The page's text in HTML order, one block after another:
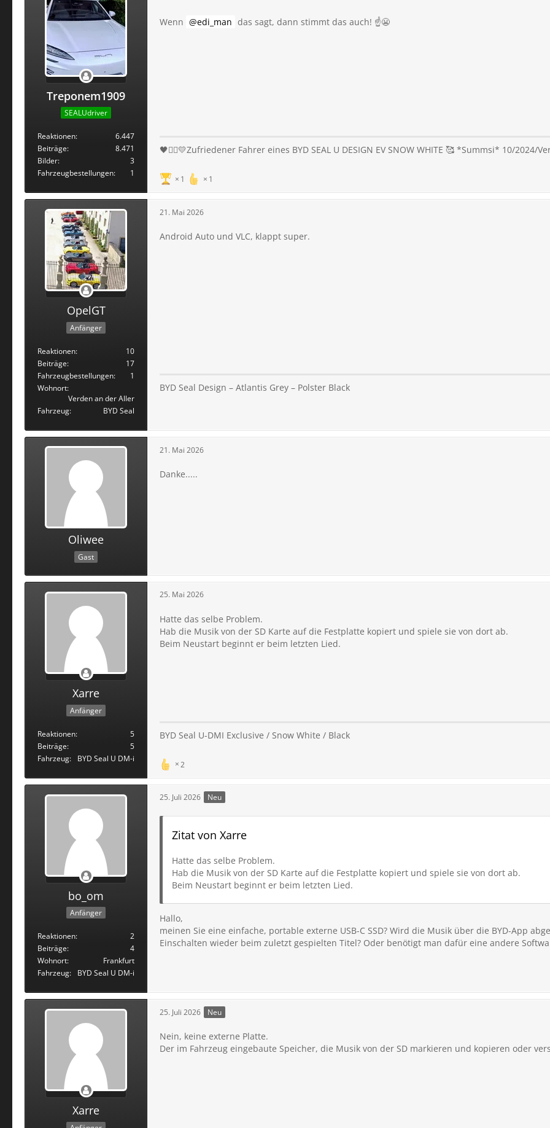
Treponem1909
SEALUdriver
Reaktionen
6.447
Beiträge
8.471
Bilder
3
Fahrzeugbestellungen
1
Wenn edi_man das sagt, dann stimmt das auch! ☝️😬
🖤❤️‍🔥💛Zufriedener Fahrer eines BYD SEAL U DESIGN EV SNOW WHITE 🥰 *Summsi* 10/2024/
1 1
OpelGT
Anfänger
Reaktionen
10
Beiträge
17
Fahrzeugbestellungen
1
Wohnort
Verden an der Aller
Fahrzeug
BYD Seal
21. Mai 2026
Android Auto und VLC, klappt super.
BYD Seal Design – Atlantis Grey – Polster Black
Oliwee
Gast
21. Mai 2026
Danke.....
Xarre
Anfänger
Reaktionen
5
Beiträge
5
Fahrzeug
BYD Seal U DM-i
25. Mai 2026
Hatte das selbe Problem.
Hab die Musik von der SD Karte auf die Festplatte kopiert und spiele sie von dort ab.
Beim Neustart beginnt er beim letzten Lied.
BYD Seal U-DMI Exclusive / Snow White / Black
2
bo_om
Anfänger
Reaktionen
2
Beiträge
4
Wohnort
Frankfurt
Fahrzeug
BYD Seal U DM-i
25. Juli 2026 Neu
Zitat von Xarre
Hatte das selbe Problem.
Hab die Musik von der SD Karte auf die Festplatte kopiert und spiele sie von dort ab.
Beim Neustart beginnt er beim letzten Lied.
Hallo,
meinen Sie eine einfache, portable externe USB-C SSD? Wird die Musik über die BYD-App
Einschalten wieder beim zuletzt gespielten Titel? Oder benötigt man dafür eine andere
Xarre
25. Juli 2026 Neu
Nein, keine externe Platte.
Der im Fahrzeug eingebaute Speicher, die Musik von der SD markieren und kopieren oder